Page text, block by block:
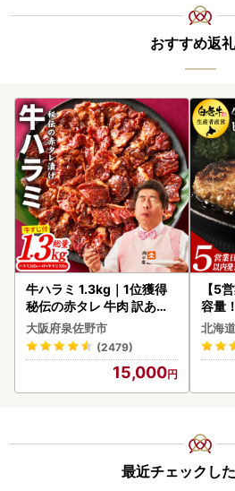
おすすめ返
牛ハラミ 1.3kg｜1位獲得
秘伝の赤タレ 牛肉 訳あり
焼肉 BBQ
大阪府泉佐野市
(2479)
15,000
【5
容量
あり
ーグ
058
北海
最近チェックし